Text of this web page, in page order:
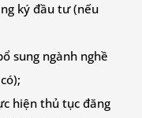
ký đầu tư (nếu
sung ngành nghề
hiện thủ tục đăng